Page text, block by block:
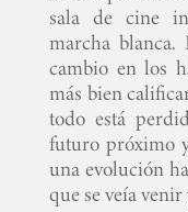
sala de cine
marcha
cambio en los
más bien
todo está
futuro próximo
una evolución
que se veía